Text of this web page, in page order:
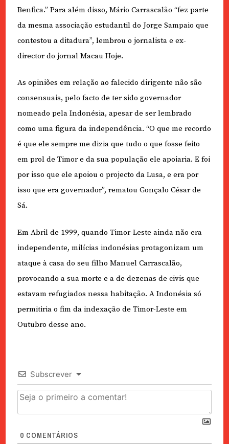
Benfica.” Para além disso, Mário Carrascalão “fez parte
da mesma associação estudantil do Jorge Sampaio que
contestou a ditadura”, lembrou o jornalista e ex-
director do jornal Macau Hoje.
As opiniões em relação ao falecido dirigente não são
consensuais, pelo facto de ter sido governador
nomeado pela Indonésia, apesar de ser lembrado
como uma figura da independência. “O que me recordo
é que ele sempre me dizia que tudo o que fosse feito
em prol de Timor e da sua população ele apoiaria. E foi
por isso que ele apoiou o projecto da Lusa, e era por
isso que era governador”, rematou Gonçalo César de
Sá.
Em Abril de 1999, quando Timor-Leste ainda não era
independente, milícias indonésias protagonizam um
ataque à casa do seu filho Manuel Carrascalão,
provocando a sua morte e a de dezenas de civis que
estavam refugiados nessa habitação. A Indonésia só
permitiria o fim da indexação de Timor-Leste em
Outubro desse ano.
Subscrever
0 COMENTÁRIOS